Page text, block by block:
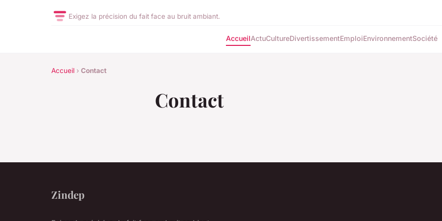
Exigez la précision du fait face au bruit ambiant.
AccueilActuCultureDivertissementEmploiEnvironnementSociété
Accueil › Contact
Contact
Zindep